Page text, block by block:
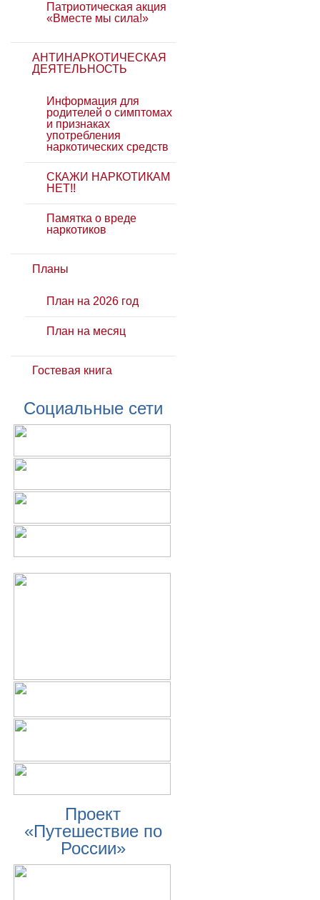
Патриотическая акция
«Вместе мы сила!»
АНТИНАРКОТИЧЕСКАЯ
ДЕЯТЕЛЬНОСТЬ
Информация для
родителей о симптомах
и признаках
употребления
наркотических средств
СКАЖИ НАРКОТИКАМ
НЕТ!!
Памятка о вреде
наркотиков
Планы
План на 2026 год
План на месяц
Гостевая книга
Социальные сети
Проект
«Путешествие по
России»